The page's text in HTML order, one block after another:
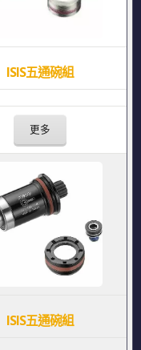
ISIS五通碗組
更多
ISIS五通碗組